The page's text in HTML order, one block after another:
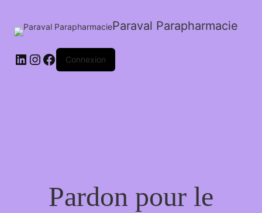
Paraval Parapharmacie
LinkedIn
Instagram
FacebookConnexion
Pardon pour le